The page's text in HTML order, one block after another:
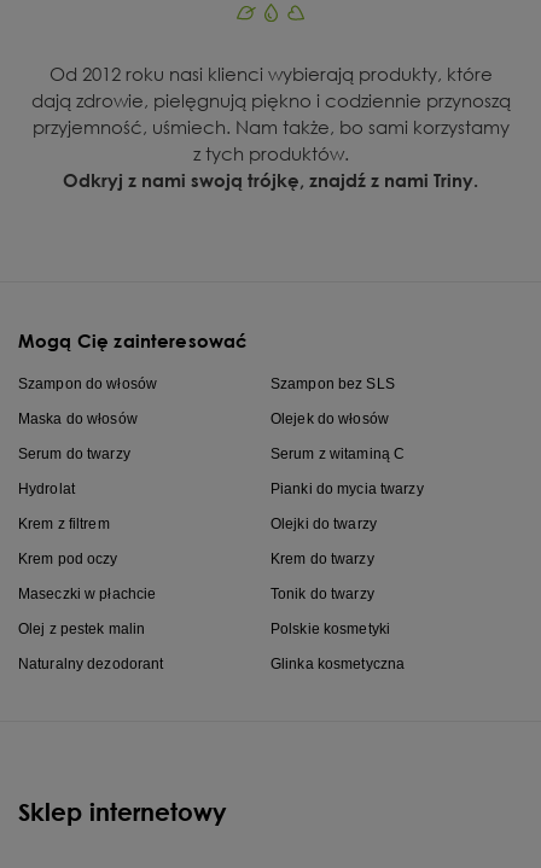
Od 2012 roku nasi klienci wybierają produkty, które
dają zdrowie, pielęgnują piękno i codziennie przynoszą
przyjemność, uśmiech. Nam także, bo sami korzystamy
z tych produktów.
Odkryj z nami swoją trójkę, znajdź z nami Triny.
Mogą Cię zainteresować
Szampon do włosów Szampon bez SLS
Maska do włosów Olejek do włosów
Serum do twarzy Serum z witaminą C
Hydrolat Pianki do mycia twarzy
Krem z filtrem Olejki do twarzy
Krem pod oczy Krem do twarzy
Maseczki w płachcie Tonik do twarzy
Olej z pestek malin Polskie kosmetyki
Naturalny dezodorant Glinka kosmetyczna
Sklep internetowy